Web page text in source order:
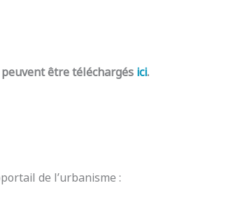
être téléchargés ici.
de l’urbanisme :